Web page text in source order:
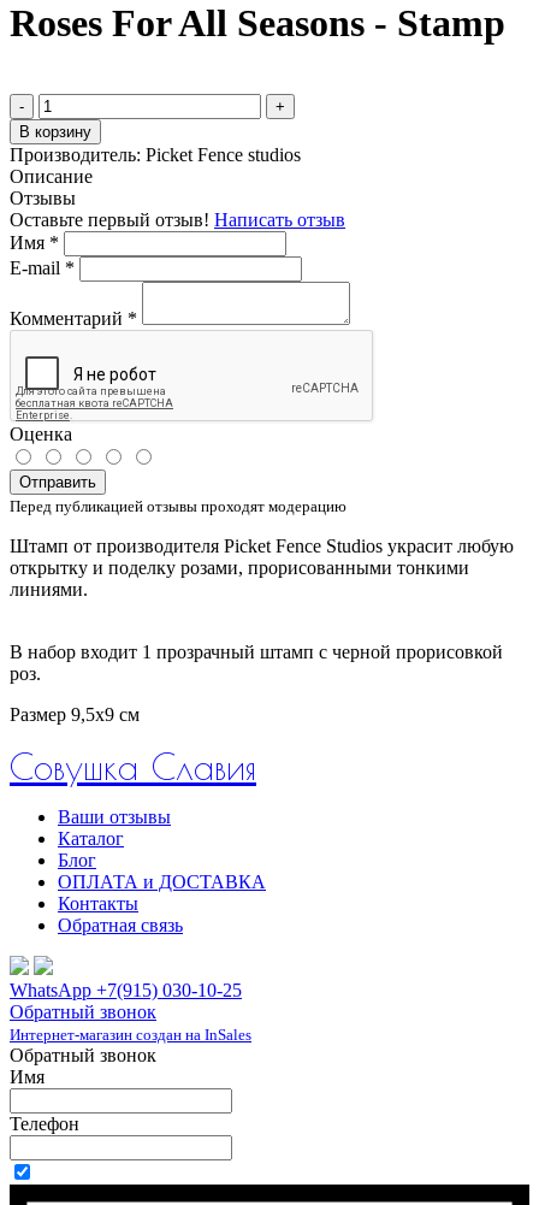
Roses For All Seasons - Stamp
-
+
В корзину
Производитель: Picket Fence studios
Описание
Отзывы
Оставьте первый отзыв! Написать отзыв
Имя *
E-mail *
Комментарий *
Оценка
Отправить
Перед публикацией отзывы проходят модерацию
Штамп от производителя Picket Fence Studios украсит любую
открытку и поделку розами, прорисованными тонкими
линиями.
В набор входит 1 прозрачный штамп с черной прорисовкой
роз.
Размер 9,5х9 см
Совушка Славия
Ваши отзывы
Каталог
Блог
ОПЛАТА и ДОСТАВКА
Контакты
Обратная связь
WhatsApp +7(915) 030-10-25
Обратный звонок
Интернет-магазин создан на InSales
Обратный звонок
Имя
Телефон